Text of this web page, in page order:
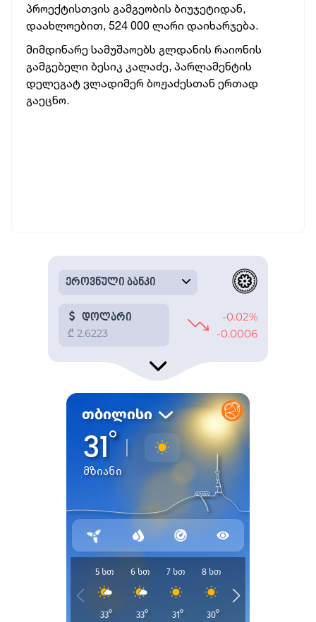
პროექტისთვის გამგეობის ბიუჯეტიდან,
დაახლოებით, 524 000 ლარი დაიხარჯება.
მიმდინარე სამუშაოებს გლდანის რაიონის
გამგებელი ბესიკ კალაძე, პარლამენტის
დელეგატ ვლადიმერ ბოჟაძესთან ერთად
გაეცნო.